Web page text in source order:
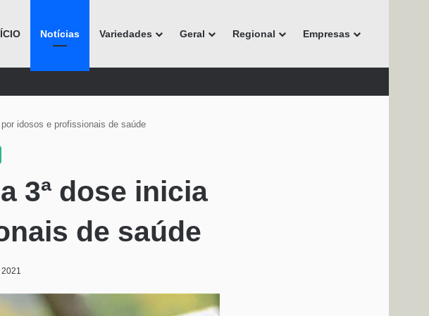
Notícias Variedades Geral Regional Empresas
idosos e profissionais de saúde
3ª dose inicia
de saúde